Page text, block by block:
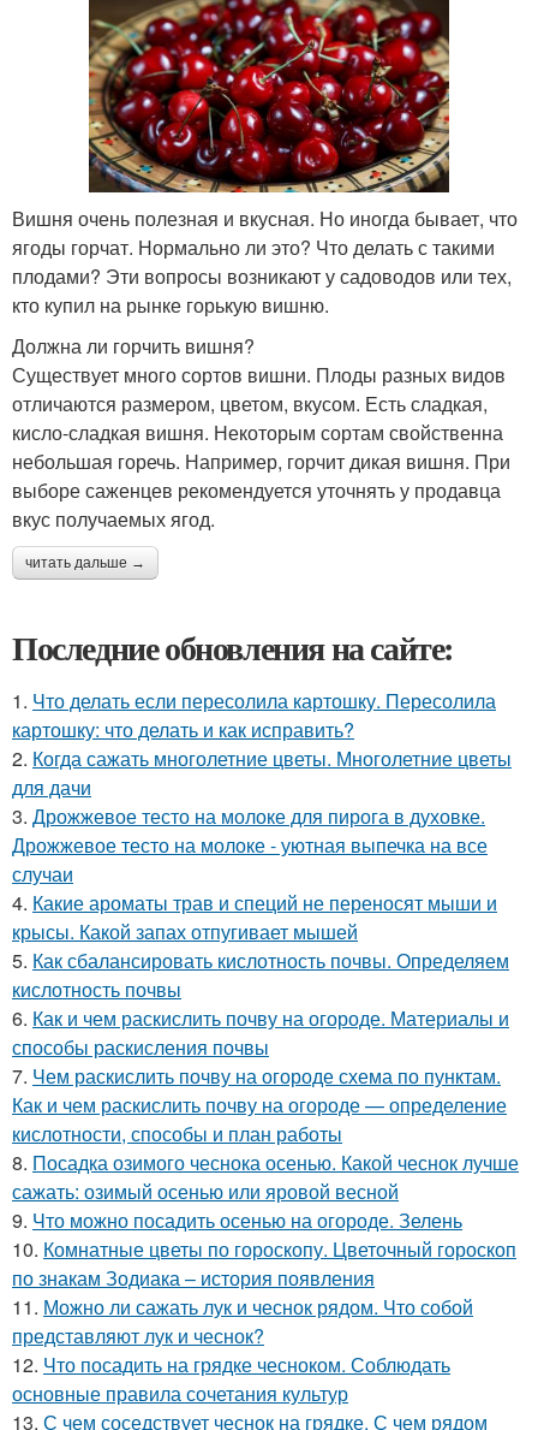
Вишня очень полезная и вкусная. Но иногда бывает, что
ягоды горчат. Нормально ли это? Что делать с такими
плодами? Эти вопросы возникают у садоводов или тех,
кто купил на рынке горькую вишню.
Должна ли горчить вишня?
Существует много сортов вишни. Плоды разных видов
отличаются размером, цветом, вкусом. Есть сладкая,
кисло-сладкая вишня. Некоторым сортам свойственна
небольшая горечь. Например, горчит дикая вишня. При
выборе саженцев рекомендуется уточнять у продавца
вкус получаемых ягод.
читать дальше →
Последние обновления на сайте:
1. Что делать если пересолила картошку. Пересолила
картошку: что делать и как исправить?
2. Когда сажать многолетние цветы. Многолетние цветы
для дачи
3. Дрожжевое тесто на молоке для пирога в духовке.
Дрожжевое тесто на молоке - уютная выпечка на все
случаи
4. Какие ароматы трав и специй не переносят мыши и
крысы. Какой запах отпугивает мышей
5. Как сбалансировать кислотность почвы. Определяем
кислотность почвы
6. Как и чем раскислить почву на огороде. Материалы и
способы раскисления почвы
7. Чем раскислить почву на огороде схема по пунктам.
Как и чем раскислить почву на огороде — определение
кислотности, способы и план работы
8. Посадка озимого чеснока осенью. Какой чеснок лучше
сажать: озимый осенью или яровой весной
9. Что можно посадить осенью на огороде. Зелень
10. Комнатные цветы по гороскопу. Цветочный гороскоп
по знакам Зодиака – история появления
11. Можно ли сажать лук и чеснок рядом. Что собой
представляют лук и чеснок?
12. Что посадить на грядке чесноком. Соблюдать
основные правила сочетания культур
13. С чем соседствует чеснок на грядке. С чем рядом